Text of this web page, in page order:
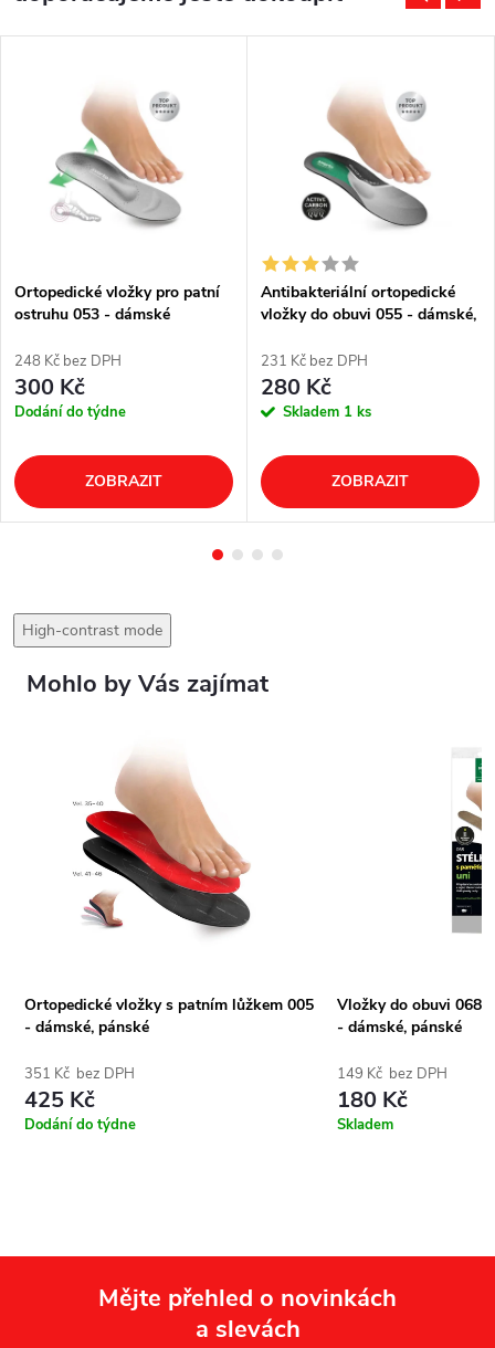
Ortopedické vložky pro patní
ostruhu 053 - dámské
248 Kč bez DPH
300 Kč
Dodání do týdne
ZOBRAZIT
Antibakteriální ortopedické
vložky do obuvi 055 - dámské,
231 Kč bez DPH
280 Kč
Skladem 1 ks
ZOBRAZIT
High-contrast mode
Mohlo by Vás zajímat
Ortopedické vložky s patním lůžkem 005
- dámské, pánské
351 Kč bez DPH
425 Kč
Dodání do týdne
Vložky do obuvi 068
- dámské, pánské
149 Kč bez DPH
180 Kč
Skladem
Mějte přehled o novinkách
a slevách